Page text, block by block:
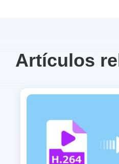
Artículos